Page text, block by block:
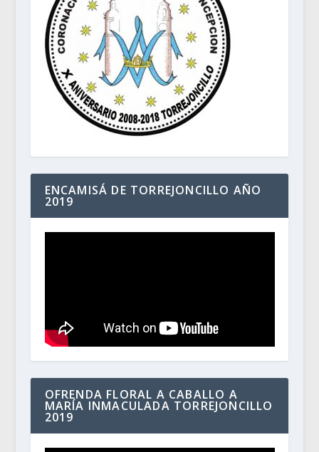
ENCAMISÁ DE TORREJONCILLO AÑO
2019
OFRENDA FLORAL A CABALLO A
MARÍA INMACULADA TORREJONCILLO
2019